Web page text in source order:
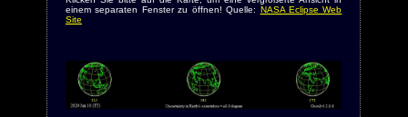
einem separaten Fenster zu öffnen! Quelle: NASA Eclipse Web
Site